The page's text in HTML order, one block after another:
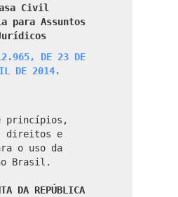
Civil
para Assuntos
DE 23 DE
DE 2014.
princípios,
direitos e
o uso da
Brasil.
DA REPÚBLICA